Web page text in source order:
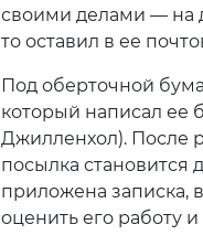
своими делами — на
то оставил в ее
Под оберточной
который написал
Джилленхол). После
посылка становится
приложена записка,
оценить его работу